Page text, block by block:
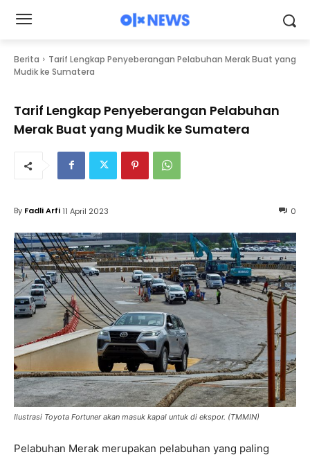
Berita
Tarif Lengkap Penyeberangan Pelabuhan Merak Buat yang
Mudik ke Sumatera
Tarif Lengkap Penyeberangan Pelabuhan
Merak Buat yang Mudik ke Sumatera
0
By Fadli Arfi 11 April 2023
Ilustrasi Toyota Fortuner akan masuk kapal untuk di ekspor. (TMMIN)
Pelabuhan Merak merupakan pelabuhan yang paling